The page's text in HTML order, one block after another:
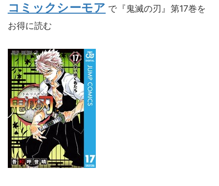
コミックシーモア で『鬼滅の刃』第17巻を
お得に読む